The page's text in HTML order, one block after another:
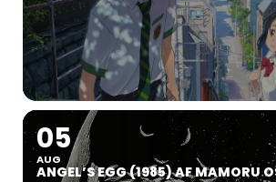
05
AUG
ANGEL’S EGG (1985) AF MAMORU